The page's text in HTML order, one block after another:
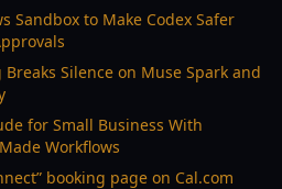
Sandbox to Make Codex Safer
Silence on Muse Spark and
for Small Business With
Workflows
booking page on Cal.com